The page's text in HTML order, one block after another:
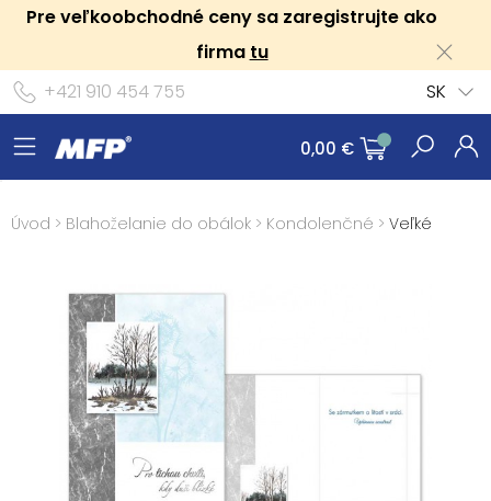
Pre veľkoobchodné ceny sa zaregistrujte ako
firma tu
+421 910 454 755
SK
0,00 €
Úvod > Blahoželanie do obálok > Kondolenčné > Veľké